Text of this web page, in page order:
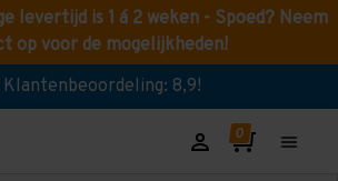
levertijd is 1 á 2 weken - Spoed? Neem
op voor de mogelijkheden!
Klantenbeoordeling: 8,9!